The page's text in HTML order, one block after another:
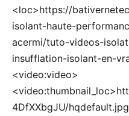
<loc>https://
isolant-haute-
acermi/tuto-videos-
insufflation-isolant-en-
<video:video>
4DfXXbgJU/